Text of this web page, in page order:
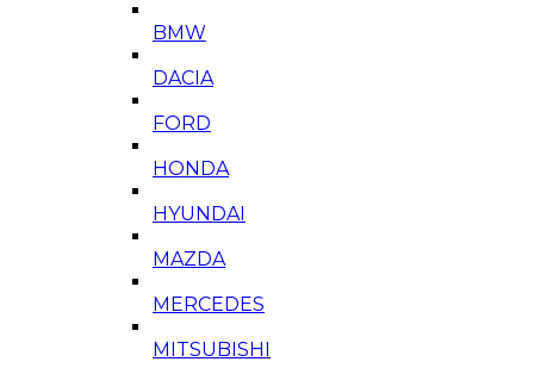
BMW
DACIA
FORD
HONDA
HYUNDAI
MAZDA
MERCEDES
MITSUBISHI